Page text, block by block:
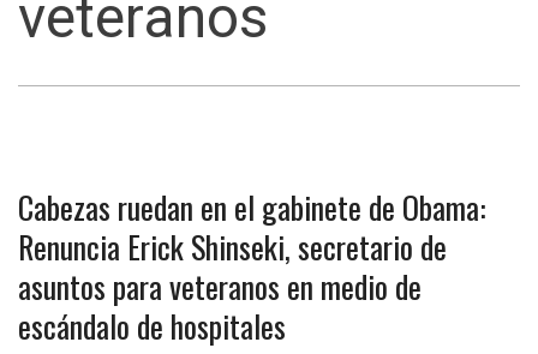
veteranos
Cabezas ruedan en el gabinete de Obama:
Renuncia Erick Shinseki, secretario de
asuntos para veteranos en medio de
escándalo de hospitales